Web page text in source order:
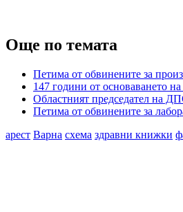
Още по темата
Петима от обвинените за
147 години от основаването
Областният председател на
Петима от обвинените за
арест Варна схема здравни книжки